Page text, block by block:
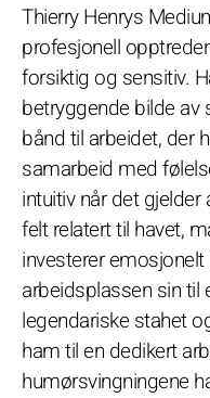
Thierry Henrys
profesjonell
forsiktig og sensitiv.
betryggende bilde
bånd til arbeidet, der
samarbeid med
intuitiv når det
felt relatert til havet,
investerer
arbeidsplassen sin til
legendariske stahet
ham til en dedikert
humørsvingningene